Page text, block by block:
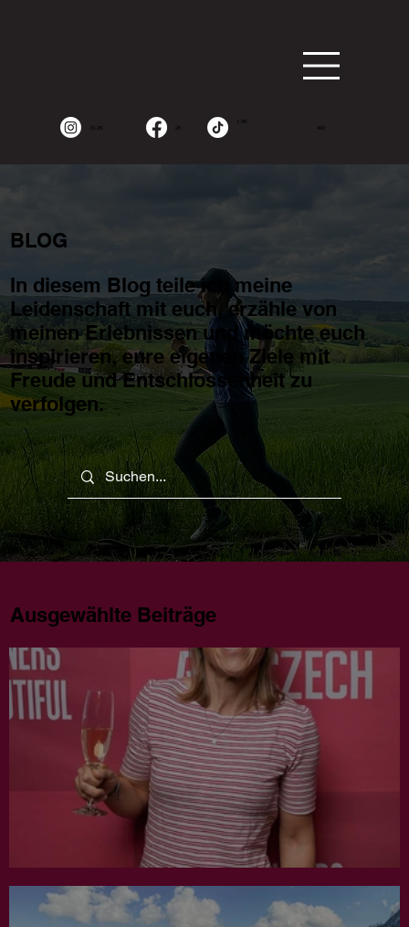
15.2K 2K
1.9K
490
BLOG
In diesem Blog teile ich meine
Leidenschaft mit euch, erzähle von
meinen Erlebnissen und möchte euch
inspirieren, eure eigenen Ziele mit
Freude und Entschlossenheit zu
verfolgen.
Ausgewählte Beiträge
Jahresrückblick 2025